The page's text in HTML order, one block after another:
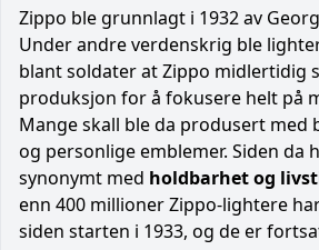
Zippo ble grunnlagt i 1932 av
Under andre verdenskrig ble
blant soldater at Zippo midlertidig
produksjon for å fokusere helt på
Mange skall ble da produsert med
og personlige emblemer. Siden da
synonymt med holdbarhet og
enn 400 millioner Zippo-lightere
siden starten i 1933, og de er